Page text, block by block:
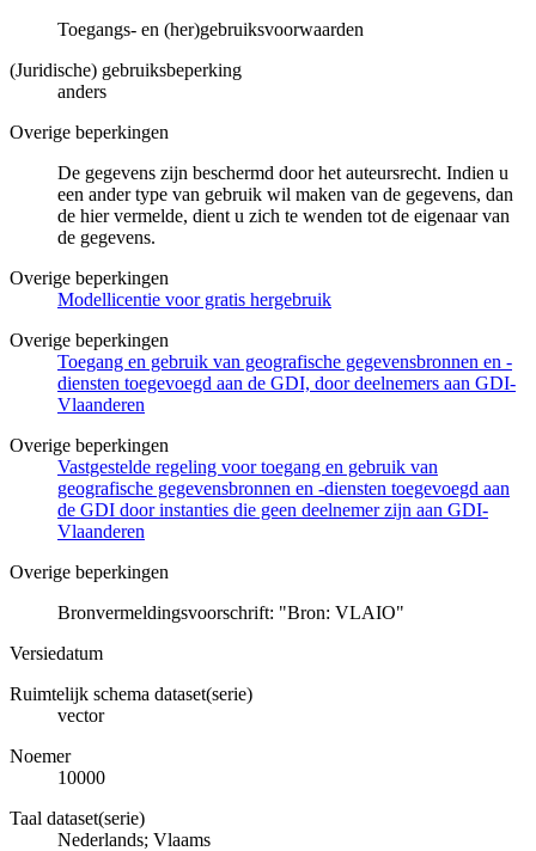
Toegangs- en (her)gebruiksvoorwaarden
(Juridische) gebruiksbeperking
anders
Overige beperkingen
De gegevens zijn beschermd door het auteursrecht. Indien u
een ander type van gebruik wil maken van de gegevens, dan
de hier vermelde, dient u zich te wenden tot de eigenaar van
de gegevens.
Overige beperkingen
Modellicentie voor gratis hergebruik
Overige beperkingen
Toegang en gebruik van geografische gegevensbronnen en -
diensten toegevoegd aan de GDI, door deelnemers aan GDI-
Vlaanderen
Overige beperkingen
Vastgestelde regeling voor toegang en gebruik van
geografische gegevensbronnen en -diensten toegevoegd aan
de GDI door instanties die geen deelnemer zijn aan GDI-
Vlaanderen
Overige beperkingen
Bronvermeldingsvoorschrift: "Bron: VLAIO"
Versiedatum
Ruimtelijk schema dataset(serie)
vector
Noemer
10000
Taal dataset(serie)
Nederlands; Vlaams